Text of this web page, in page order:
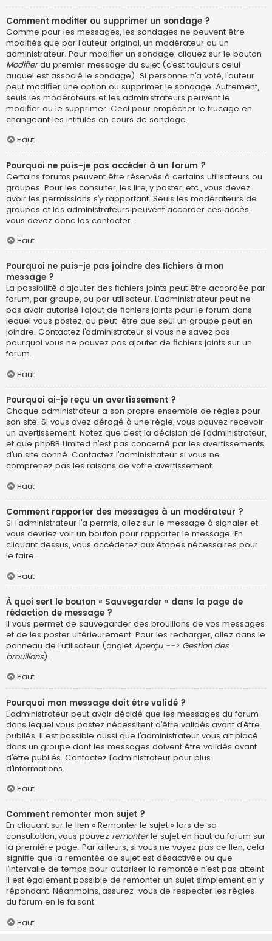
Comment modifier ou supprimer un sondage ?
Comme pour les messages, les sondages ne peuvent être
modifiés que par l’auteur original, un modérateur ou un
administrateur. Pour modifier un sondage, cliquez sur le bouton
Modifierdu premier message du sujet (c’est toujours celui
auquel est associé le sondage). Si personne n’a voté, l’auteur
peut modifier une option ou supprimer le sondage. Autrement,
seuls les modérateurs et les administrateurs peuvent le
modifier ou le supprimer. Ceci pour empêcher le trucage en
changeant les intitulés en cours de sondage.
Haut
Pourquoi ne puis-je pas accéder à un forum ?
Certains forums peuvent être réservés à certains utilisateurs ou
groupes. Pour les consulter, les lire, y poster, etc., vous devez
avoir les permissions s’y rapportant. Seuls les modérateurs de
groupes et les administrateurs peuvent accorder ces accès,
vous devez donc les contacter.
Haut
Pourquoi ne puis-je pas joindre des fichiers à mon
message ?
La possibilité d’ajouter des fichiers joints peut être accordée par
forum, par groupe, ou par utilisateur. L’administrateur peut ne
pas avoir autorisé l’ajout de fichiers joints pour le forum dans
lequel vous postez, ou peut-être que seul un groupe peut en
joindre. Contactez l’administrateur si vous ne savez pas
pourquoi vous ne pouvez pas ajouter de fichiers joints sur un
forum.
Haut
Pourquoi ai-je reçu un avertissement ?
Chaque administrateur a son propre ensemble de règles pour
son site. Si vous avez dérogé à une règle, vous pouvez recevoir
un avertissement. Notez que c’est la décision de l’administrateur,
et que phpBB Limited n’est pas concerné par les avertissements
d’un site donné. Contactez l’administrateur si vous ne
comprenez pas les raisons de votre avertissement.
Haut
Comment rapporter des messages à un modérateur ?
Si l’administrateur l’a permis, allez sur le message à signaler et
vous devriez voir un bouton pour rapporter le message. En
cliquant dessus, vous accéderez aux étapes nécessaires pour
le faire.
Haut
À quoi sert le bouton « Sauvegarder » dans la page de
rédaction de message ?
Il vous permet de sauvegarder des brouillons de vos messages
et de les poster ultérieurement. Pour les recharger, allez dans le
panneau de l’utilisateur (onglet Aperçu --> Gestion des
brouillons).
Haut
Pourquoi mon message doit être validé ?
L’administrateur peut avoir décidé que les messages du forum
dans lequel vous postez nécessitent d’être validés avant d’être
publiés. Il est possible aussi que l’administrateur vous ait placé
dans un groupe dont les messages doivent être validés avant
d’être publiés. Contactez l’administrateur pour plus
d’informations.
Haut
Comment remonter mon sujet ?
En cliquant sur le lien « Remonter le sujet » lors de sa
consultation, vous pouvez remonterle sujet en haut du forum sur
la première page. Par ailleurs, si vous ne voyez pas ce lien, cela
signifie que la remontée de sujet est désactivée ou que
l’intervalle de temps pour autoriser la remontée n’est pas atteint.
Il est également possible de remonter un sujet simplement en y
répondant. Néanmoins, assurez-vous de respecter les règles
du forum en le faisant.
Haut